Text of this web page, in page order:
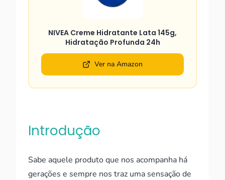
NIVEA Creme Hidratante Lata 145g,
Hidratação Profunda 24h
Ver na Amazon
Introdução
Sabe aquele produto que nos acompanha há
gerações e sempre nos traz uma sensação de